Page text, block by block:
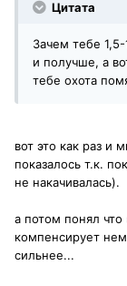
Цитата
Зачем тебе
и получше, а
тебе охота
вот это как раз и
показалось т.к.
не накачивалась).
а потом понял что
компенсирует
сильнее...